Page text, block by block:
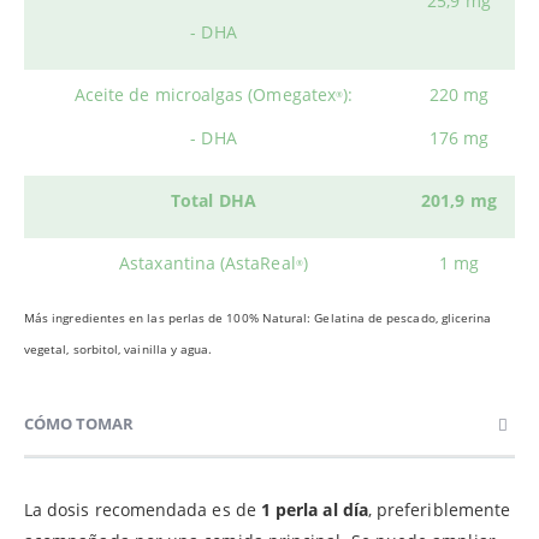
- DHA
Aceite de microalgas (Omegatex®):
- DHA
220 mg
176 mg
Total DHA 201,9 mg
Astaxantina (AstaReal®) 1 mg
Más ingredientes en las perlas de 100% Natural: Gelatina de pescado, glicerina
vegetal, sorbitol, vainilla y agua.
CÓMO TOMAR
La dosis recomendada es de 1 perla al día, preferiblemente